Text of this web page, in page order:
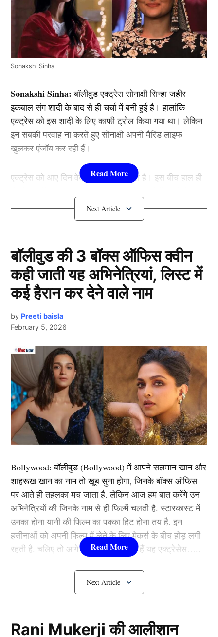
Sonakshi Sinha
Sonakshi Sinha: बॉलीवुड एक्ट्रेस सोनाक्षी सिन्हा जहीर
इकबाल संग शादी के बाद से ही चर्चा में बनी हुई है। हालांकि
एक्ट्रेस को इस शादी के लिए काफी ट्रोल किया गया था। लेकिन
इन सबकी परवाह ना करते हुए सोनाक्षी अपनी मैरिड लाइफ
खुलकर एंजॉय कर रही हैं।
एक्ट्रेस को आए दिन वेकेशन पर देखा जाता है। इस बीच हाल ही
एक्सीपरियंस को लेकर बात की है। चलिए आपको बताते हैं क्या
Sonakshi Sinha के साथ काम नहीं करना
चाहते एक्टर
Sonakshi Sinha
हाल ही में सोनाक्षी सिन्हा (Sonakshi Sinha) ने इंडस्ट्री को
लेकर अपना खराब अनुभव शेयर किया। उन्होंने बताया कि कैसे
उम्र में बड़ी दिखने की वजह से कई एक्टर्स ने उनके साथ काम
में बड़ी लगती हैं। एक्ट्रेस ने एक्टर का नाम तो नहीं बताया, लेकिन
जिक्र किया कि हकीकत में अभिनेता खुद एक्ट्रेस से कई साल बड़े
थे। इस घटना का उदाहरण देते हुए सोनाक्षी ने कहा कि इंडस्ट्री में
उम्र को लेकर पुरुषों को ऐसे शर्मिंदा नहीं किया जाता है।
महिलाओं पर बनाया जाता है दवाब –
Sonakshi Sinha
Next Article
बॉलीवुड की 3 बॉक्स ऑफिस क्वीन
कही जाती यह अभिनेत्रियां, लिस्ट में
कई हैरान कर देने वाले नाम
by Preeti baisla
February 5, 2026
Bollywood:बॉलीवुड (Bollywood)में आपने सलमान खान और
शाहरूख खान का नाम तो खूब सुना होगा, जिनके बॉक्स ऑफिस
पर आते ही तहलका मच जाता है. लेकिन आज हम बात करेंगे उन
अभिनेत्रियों की जिनके नाम से ही फिल्में चलती है. स्टारकास्ट में
उनका होना यानी की फिल्म का पक्का हिट होना तय है. इन
हसीनाओं को अपनी फिल्म में लेने के लिए मेकर्स के बीच होड़ लगी
रहती है. चलिए तो आगे जानते हैं कौन-कौन हैं यह एक्ट्रेसेस…..
कौन हैंBollywood की यह हसीनाएं?
Padukone)
Rani Mukerji की आलीशान